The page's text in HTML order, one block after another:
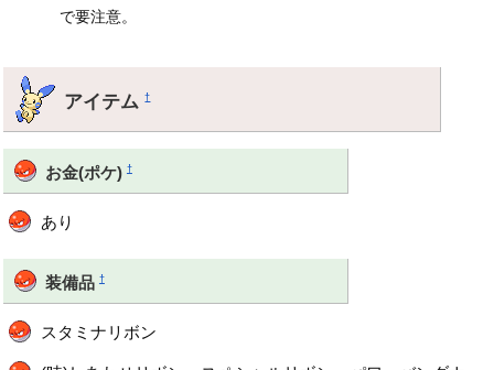
で要注意。
アイテム†
お金(ポケ) †
あり
装備品 †
スタミナリボン